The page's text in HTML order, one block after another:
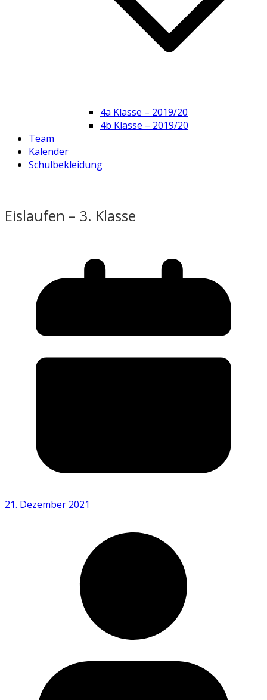
4a Klasse – 2019/20
4b Klasse – 2019/20
Team
Kalender
Schulbekleidung
Eislaufen – 3. Klasse
21. Dezember 2021